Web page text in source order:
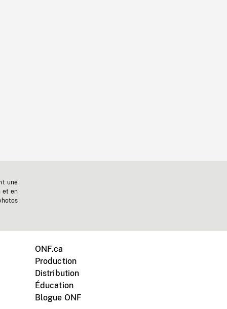
une
et en
ONF.ca
Production
Distribution
Éducation
Blogue ONF